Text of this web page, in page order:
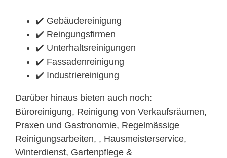
✔️ Gebäudereinigung
✔️ Reingungsfirmen
✔️ Unterhaltsreinigungen
✔️ Fassadenreinigung
✔️ Industriereinigung
Darüber hinaus bieten auch noch:
Büroreinigung, Reinigung von Verkaufsräumen,
Praxen und Gastronomie, Regelmässige
Reinigungsarbeiten, , Hausmeisterservice,
Winterdienst, Gartenpflege &